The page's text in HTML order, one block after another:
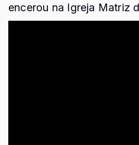
encerou na Igreja Matriz